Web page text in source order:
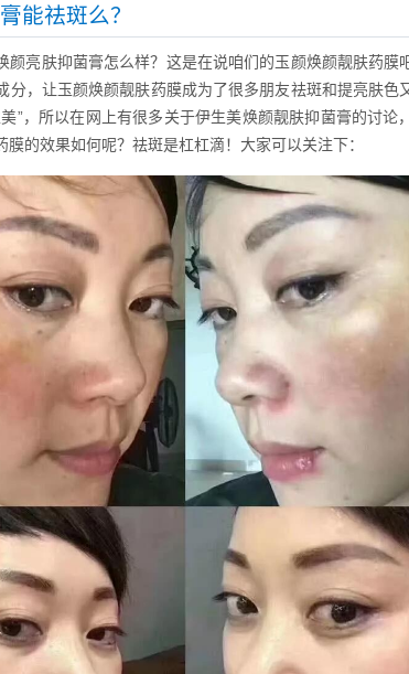
能祛斑么？
颜亮肤抑菌膏怎么样？这是在说咱们的玉颜焕颜靓肤药膜
分，让玉颜焕颜靓肤药膜成为了很多朋友祛斑和提亮肤色
”，所以在网上有很多关于伊生美焕颜靓肤抑菌膏的讨论
的效果如何呢？祛斑是杠杠滴！大家可以关注下：